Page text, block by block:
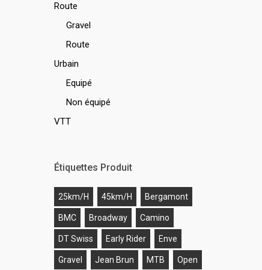
Route
Gravel
Route
Urbain
Equipé
Non équipé
VTT
Étiquettes Produit
25km/h 45km/h Bergamont
BMC Broadway Camino
DT Swiss Early Rider Enve
Gravel Jean Brun MTB Open